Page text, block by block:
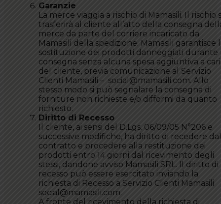
Garanzie
La merce viaggia a rischio di Mamasili. Il rischio
trasferirà al cliente all’atto della consegna
merce da parte del corriere incaricato da
Mamasili della spedizione. Mamasili garantisce
sostituzione dei prodotti danneggiati durante
consegna senza alcuna spesa aggiuntiva a
del cliente, previa comunicazione al Servizio
Clienti Mamasili – social@mamasili.com. Allo
stesso modo si può segnalare la consegna di
forniture non richieste e/o difformi da quanto
richiesto.
Diritto di Recesso
Il cliente, ai sensi del D.Lgs. 06/09/05 N°206 e
successive modifiche, ha diritto di recedere dal
contratto e procedere alla restituzione dei
prodotti entro 14 giorni dal ricevimento degli
stessi, dandone avviso Mamasili SRL. Il diritto di
recesso può essere esercitato inviando la
richiesta di Recesso a Servizio Clienti Mamasili
social@mamasili.com.
A fronte del ricevimento della richiesta di